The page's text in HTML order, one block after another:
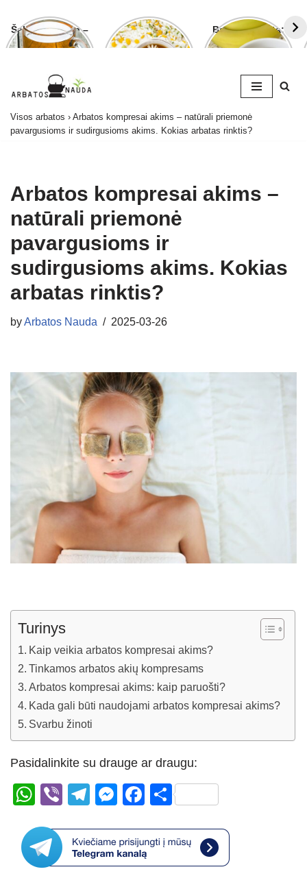
Šalavijo arbata –
ligoms gydyti ir
Ramunėlių
arbata pagelbės
Bananų arbata:
kuo ji naudinga
to
Visos arbatos › Arbatos kompresai akims – natūrali priemonė
pavargusioms ir sudirgusioms akims. Kokias arbatas rinktis?
Arbatos kompresai akims –
natūrali priemonė
pavargusioms ir
sudirgusioms akims. Kokias
arbatas rinktis?
byArbatos Nauda 2025-03-26
Turinys
Kaip veikia arbatos kompresai akims?
Tinkamos arbatos akių kompresams
Arbatos kompresai akims: kaip paruošti?
Kada gali būti naudojami arbatos kompresai akims?
Svarbu žinoti
Pasidalinkite su drauge ar draugu:
W
at
s
Vi
er
T
e
gr
M
ss
e
F
c
e
S
ar
e